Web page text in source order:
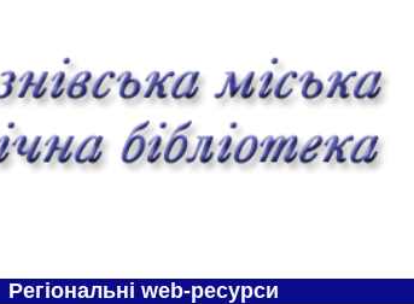
Регіональні web-ресурси